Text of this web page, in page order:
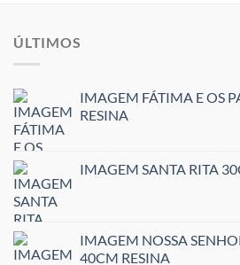
ÚLTIMOS
IMAGEM FÁTIMA E OS
RESINA
IMAGEM SANTA RITA
IMAGEM NOSSA
40CM RESINA